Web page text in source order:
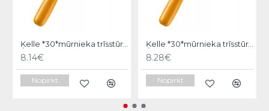
Ķelle *30*mūrnieka trīsstūra 18cm, Hardy
8.14€
Nopirkt
Ķelle *30*mūrnieka trīsstūra 20cm, Hardy
8.28€
Nopirkt